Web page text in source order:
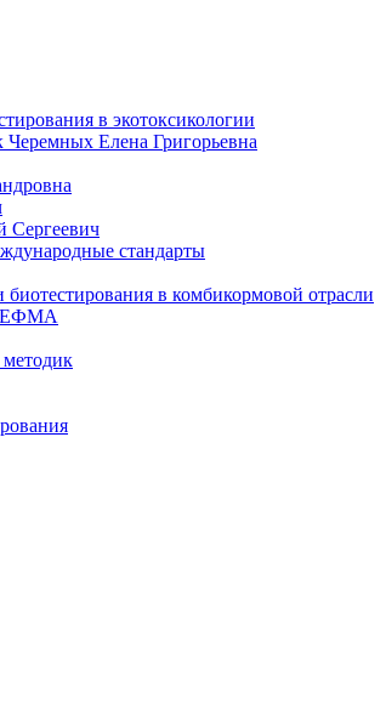
в экотоксикологии
Елена Григорьевна
стандарты
в комбикормовой отрасли
ЕФМА